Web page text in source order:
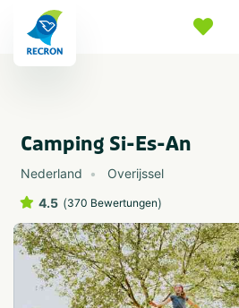
Camping Si-Es-An
Nederland
Overijssel
4.5 (370 Bewertungen)